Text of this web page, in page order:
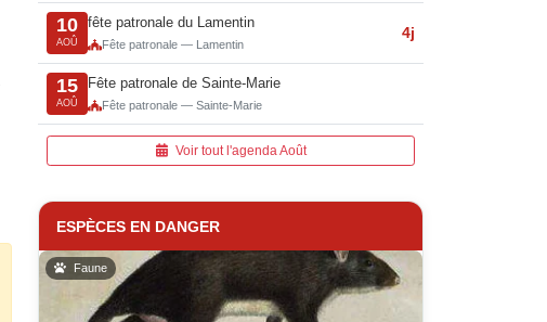
10
AOÛ
fête patronale du Lamentin
Fête patronale — Lamentin
4j
15
AOÛ
Fête patronale de Sainte-Marie
Fête patronale — Sainte-Marie
Voir tout l'agenda Août
ESPÈCES EN DANGER
Faune